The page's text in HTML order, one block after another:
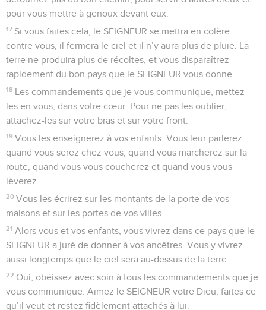
pour vous mettre à genoux devant eux.
17 Si vous faites cela, le SEIGNEUR se mettra en colère
contre vous, il fermera le ciel et il n’y aura plus de pluie. La
terre ne produira plus de récoltes, et vous disparaîtrez
rapidement du bon pays que le SEIGNEUR vous donne.
18 Les commandements que je vous communique, mettez-
les en vous, dans votre cœur. Pour ne pas les oublier,
attachez-les sur votre bras et sur votre front.
19 Vous les enseignerez à vos enfants. Vous leur parlerez
quand vous serez chez vous, quand vous marcherez sur la
route, quand vous vous coucherez et quand vous vous
lèverez.
20 Vous les écrirez sur les montants de la porte de vos
maisons et sur les portes de vos villes.
21 Alors vous et vos enfants, vous vivrez dans ce pays que le
SEIGNEUR a juré de donner à vos ancêtres. Vous y vivrez
aussi longtemps que le ciel sera au-dessus de la terre.
22 Oui, obéissez avec soin à tous les commandements que je
vous communique. Aimez le SEIGNEUR votre Dieu, faites ce
qu’il veut et restez fidèlement attachés à lui.